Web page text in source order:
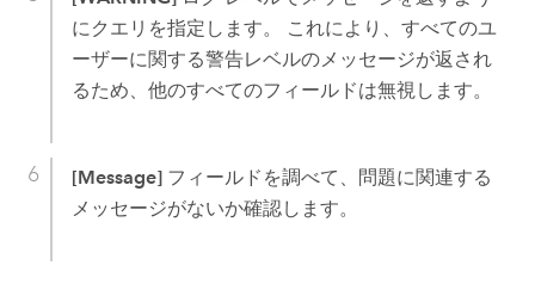
にクエリを指定します。 これにより、すべてのユ
ーザーに関する警告レベルのメッセージが返され
るため、他のすべてのフィールドは無視します。
[Message]フィールドを調べて、問題に関連する
メッセージがないか確認します。